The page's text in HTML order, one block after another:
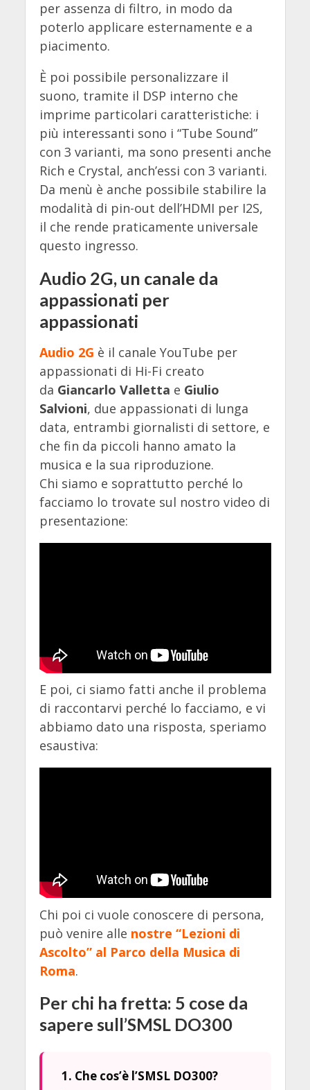
per assenza di filtro, in modo da
poterlo applicare esternamente e a
piacimento.
È poi possibile personalizzare il
suono, tramite il DSP interno che
imprime particolari caratteristiche: i
più interessanti sono i “Tube Sound”
con 3 varianti, ma sono presenti anche
Rich e Crystal, anch’essi con 3 varianti.
Da menù è anche possibile stabilire la
modalità di pin-out dell’HDMI per I2S,
il che rende praticamente universale
questo ingresso.
Audio 2G, un canale da
appassionati per
appassionati
Audio 2G è il canale YouTube per
appassionati di Hi-Fi creato
da Giancarlo Valletta e Giulio
Salvioni, due appassionati di lunga
data, entrambi giornalisti di settore, e
che fin da piccoli hanno amato la
musica e la sua riproduzione.
Chi siamo e soprattutto perché lo
facciamo lo trovate sul nostro video di
presentazione:
E poi, ci siamo fatti anche il problema
di raccontarvi perché lo facciamo, e vi
abbiamo dato una risposta, speriamo
esaustiva:
Chi poi ci vuole conoscere di persona,
può venire alle nostre “Lezioni di
Ascolto” al Parco della Musica di
Roma.
Per chi ha fretta: 5 cose da
sapere sull’SMSL DO300
1. Che cos’è l’SMSL DO300?